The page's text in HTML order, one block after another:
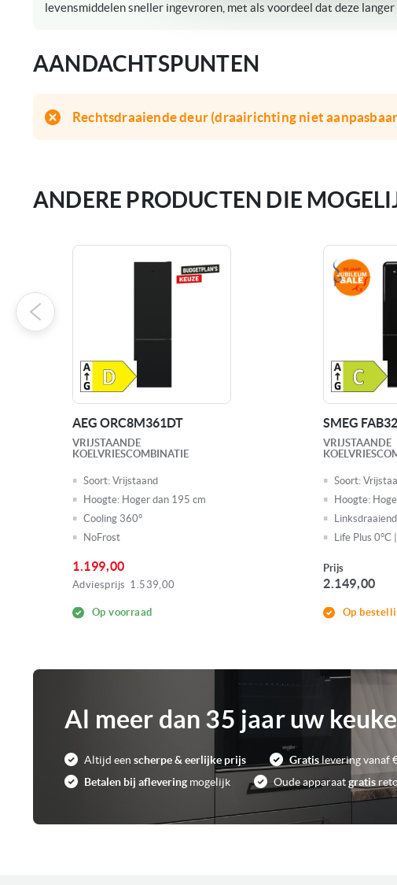
levensmiddelen sneller ingevroren, met als voordeel dat deze langer
AANDACHTSPUNTEN
Rechtsdraaiende deur (draairichting niet
ANDERE PRODUCTEN DIE
AEG ORC8M361DT
VRIJSTAANDE
KOELVRIESCOMBINATIE
Soort: Vrijstaand
Hoogte: Hoger dan 195 cm
Cooling 360°
NoFrost
1.199,00
Adviesprijs 1.539,00
Op voorraad
SMEG
VRIJSTAANDE
Soort:
Hoogte:
Linksdraaiend
Life Plus
Prijs
2.149,00
Op
Al meer dan 35 jaar uw
Altijd een scherpe & eerlijke prijs Gratislevering vanaf
Betalen bij aflevering mogelijk Oude apparaatgratis